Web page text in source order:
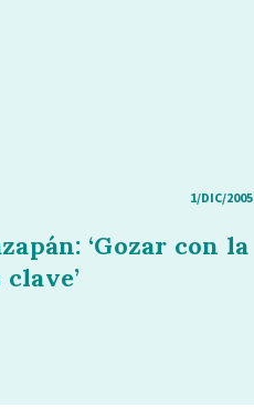
1/DIC/2005
‘Gozar con la